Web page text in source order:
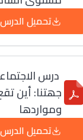
تحميل الدرس
درس
جھتنا: أین
ومواردھا
تحميل الدرس